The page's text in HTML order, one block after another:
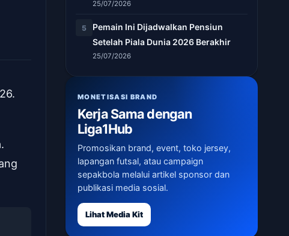
25/07/2026
5
Pemain Ini Dijadwalkan Pensiun
Setelah Piala Dunia 2026 Berakhir
25/07/2026
MONETISASI BRAND
Kerja Sama dengan
Liga1Hub
Promosikan brand, event, toko jersey,
lapangan futsal, atau campaign
sepakbola melalui artikel sponsor dan
publikasi media sosial.
Lihat Media Kit